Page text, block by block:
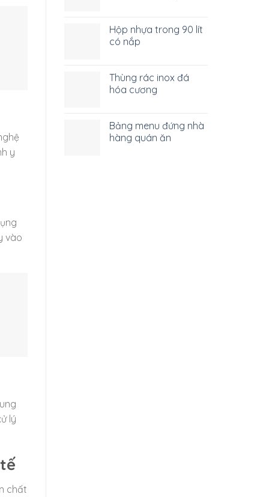
y
vào
lý
chất
Hộp nhựa trong 90 lít
có nắp
Thùng rác inox đá
hóa cương
Bảng menu đứng nhà
hàng quán ăn